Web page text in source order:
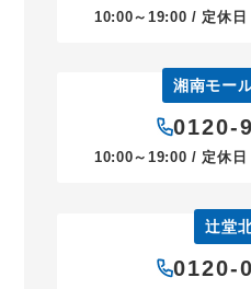
10:00～19:00 / 定休日
湘南モー
0120-
10:00～19:00 / 定休日
辻堂
0120-